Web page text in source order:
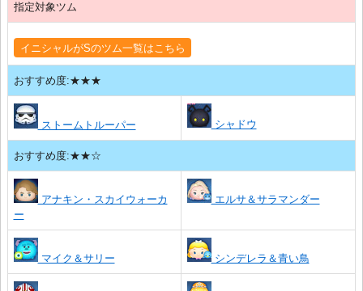
指定対象ツム
イニシャルがSのツム一覧はこちら
おすすめ度:★★★
ストームトルーパー シャドウ
おすすめ度:★★☆
アナキン・スカイウォーカ
ー
エルサ＆サラマンダー
マイク＆サリー シンデレラ＆青い鳥